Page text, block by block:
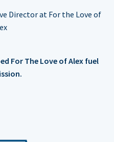
Director at For the Love of
For The Love of Alex fuel